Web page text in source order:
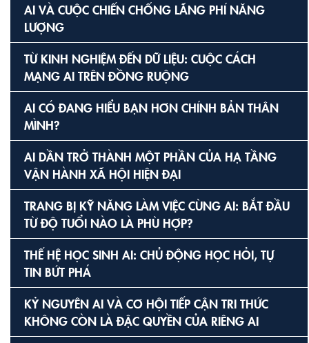
AI VÀ CUỘC CHIẾN CHỐNG LÃNG PHÍ NĂNG
LƯỢNG
TỪ KINH NGHIỆM ĐẾN DỮ LIỆU: CUỘC CÁCH
MẠNG AI TRÊN ĐỒNG RUỘNG
AI CÓ ĐANG HIỂU BẠN HƠN CHÍNH BẢN THÂN
MÌNH?
AI DẦN TRỞ THÀNH MỘT PHẦN CỦA HẠ TẦNG
VẬN HÀNH XÃ HỘI HIỆN ĐẠI
TRANG BỊ KỸ NĂNG LÀM VIỆC CÙNG AI: BẮT ĐẦU
TỪ ĐỘ TUỔI NÀO LÀ PHÙ HỢP?
THẾ HỆ HỌC SINH AI: CHỦ ĐỘNG HỌC HỎI, TỰ
TIN BỨT PHÁ
KỶ NGUYÊN AI VÀ CƠ HỘI TIẾP CẬN TRI THỨC
KHÔNG CÒN LÀ ĐẶC QUYỀN CỦA RIÊNG AI